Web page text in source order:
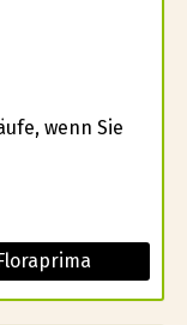
wenn Sie